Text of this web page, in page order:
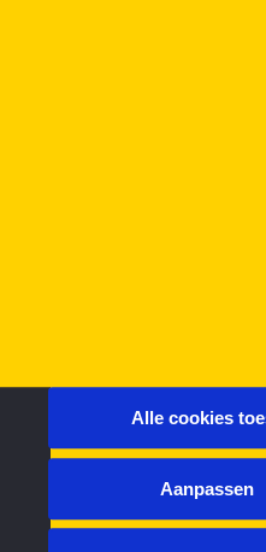
Alle cookies
Aanpassen